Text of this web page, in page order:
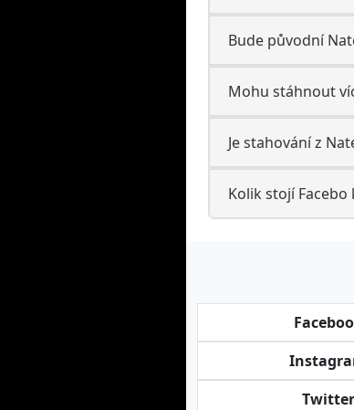
Bude původní
Mohu stáhnout
Je stahování z
Kolik stojí Facebo
Twitter